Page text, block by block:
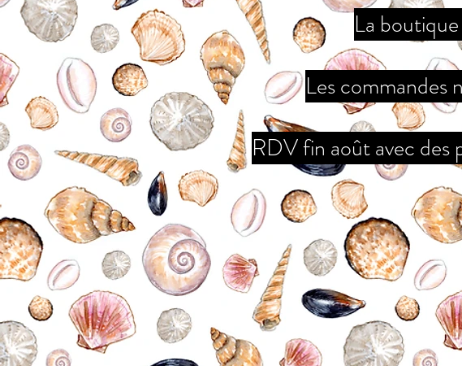
La
Les commandes
RDV fin août avec des